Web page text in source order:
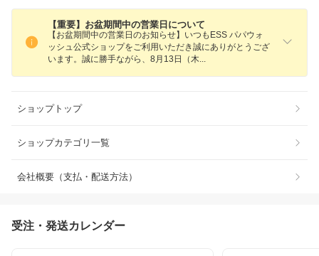
【重要】お盆期間中の営業日について
【お盆期間中の営業日のお知らせ】いつもESS パパウォ
ッシュ公式ショップをご利用いただき誠にありがとうござ
います。誠に勝手ながら、8月13日（木
ショップトップ
ショップカテゴリ一覧
会社概要（支払・配送方法）
受注・発送カレンダー